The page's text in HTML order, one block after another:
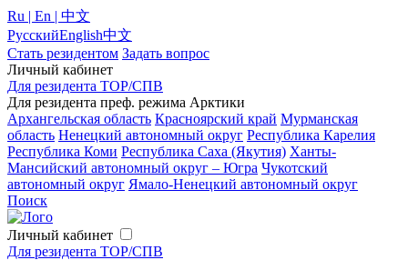
Ru | En | 中文
РусскийEnglish中文
Стать резидентом Задать вопрос
Личный кабинет
Для резидента ТОР/СПВ
Для резидента преф. режима Арктики
Архангельская область Красноярский край Мурманская
область Ненецкий автономный округ Республика Карелия
Республика Коми Республика Саха (Якутия) Ханты-
Мансийский автономный округ – Югра Чукотский
автономный округ Ямало-Ненецкий автономный округ
Поиск
Личный кабинет
Для резидента ТОР/СПВ